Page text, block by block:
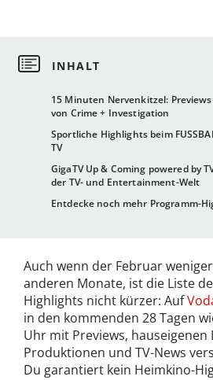
15 Minuten Nervenkitzel:
von Crime + Investigation
Sportliche Highlights beim
TV
GigaTV Up & Coming powered by
der TV- und Entertainment-Welt
Entdecke noch mehr Programm-
Auch wenn der Februar
anderen Monate, ist die Liste
Highlights nicht kürzer: Auf
in den kommenden 28 Tagen
Uhr mit Previews, hauseigenen
Produktionen und TV-News
Du garantiert kein Heimkino-